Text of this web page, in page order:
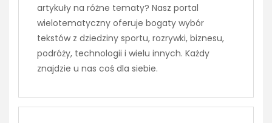
artykuły na różne tematy? Nasz portal
wielotematyczny oferuje bogaty wybór
tekstów z dziedziny sportu, rozrywki, biznesu,
podróży, technologii i wielu innych. Każdy
znajdzie u nas coś dla siebie.